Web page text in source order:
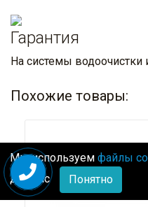
Гарантия
На системы
Похожие товары:
Мы используем файлы
для Вас
Понятно